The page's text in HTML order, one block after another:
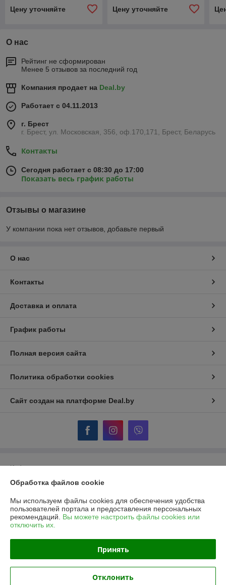
Цену уточняйте
Цену уточняйте
О нас
Рейтинг не сформирован
Менее 5 отзывов за последний год
Компания продает на Deal.by
Работает с 04.11.2013
г. Брест
г. Брест, ул. Московская, 356, оф.170,171, Брест, Беларусь
Контакты
Сегодня работает с 08:30 до 17:00
Показать весь график работы
Отзывы о магазине
У компании пока нет отзывов, добавьте первый
О нас
Контакты
Доставка и оплата
График работы
Полная версия сайта
Политика обработки cookies
Сайт создан на платформе Deal.by
Информация для покупателя
Юридическое лицо:ОДО "Гидротеплоцентр"
Регистрационный номер ЕГР: 290322854
УНП: 290322854
Регистрационный орган: Брестский областной исполнительный
Местонахождение книги жалоб и предложений: г. Брест, ул.
Обработка файлов cookie
Мы используем файлы cookies для обеспечения удобства
пользователей портала и предоставления персональных
рекомендаций. Вы можете настроить файлы cookies или
отключить их.
Принять
Отклонить